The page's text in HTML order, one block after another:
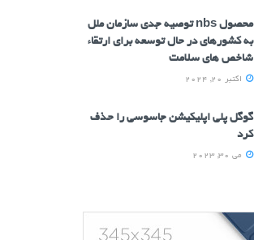
محصول nbs توصیه جدی سازمان ملل
به کشورهای در حال توسعه برای ارتقاء
شاخص های سلامت
اکتبر 20, 2024
گوگل پلی اپلیکیشن جاسوسی را حذف
کرد
می 30, 2023